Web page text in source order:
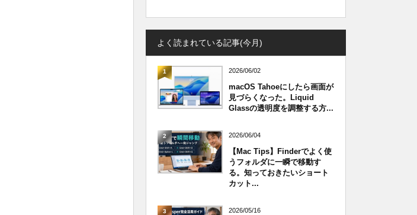
よく読まれている記事(今月)
1 2026/06/02
macOS Tahoeにしたら画面が
見づらくなった。Liquid
Glassの透明度を調整する方...
2 2026/06/04
【Mac Tips】Finderでよく使
うフォルダに一瞬で移動す
る。知っておきたいショート
カット...
3 2026/05/16